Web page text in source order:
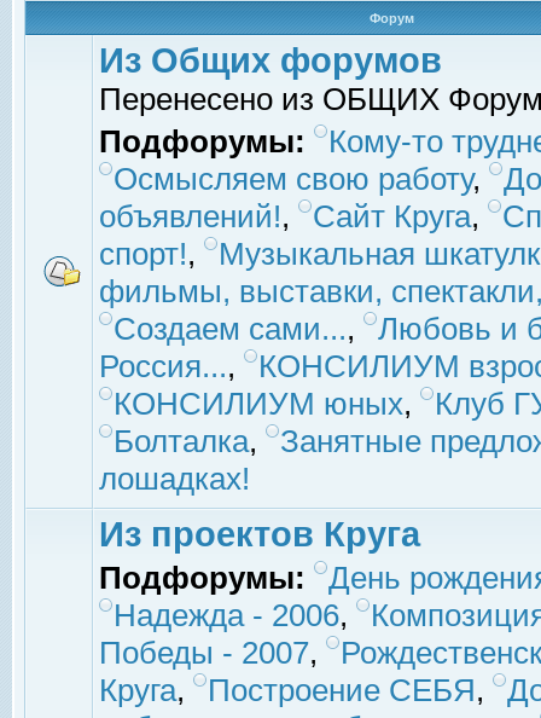
Форум
Из Общих форумов
Перенесено из ОБЩИХ
Подфорумы:
Кому-то
Осмысляем свою работу,
объявлений!, Сайт Круга,
спорт!,
Музыкальная
фильмы, выставки,
Создаем сами...,
Любовь и
Россия...,
КОНСИЛИУМ
КОНСИЛИУМ юных,
Клуб
Болталка,
Занятные
лошадках!
Из проектов Круга
Подфорумы:
День
Надежда - 2006,
Победы - 2007,
Круга, Построение СЕБЯ,